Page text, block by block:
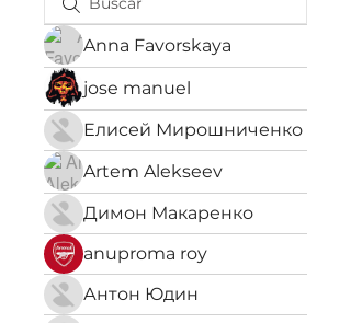
Anna Favorskaya
jose manuel
Елисей Мирошниченко
Artem Alekseev
Димон Макаренко
anuproma roy
Антон Юдин